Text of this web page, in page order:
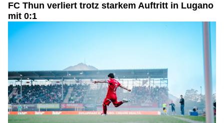
FC Thun verliert trotz starkem Auftritt in Lugano
mit 0:1